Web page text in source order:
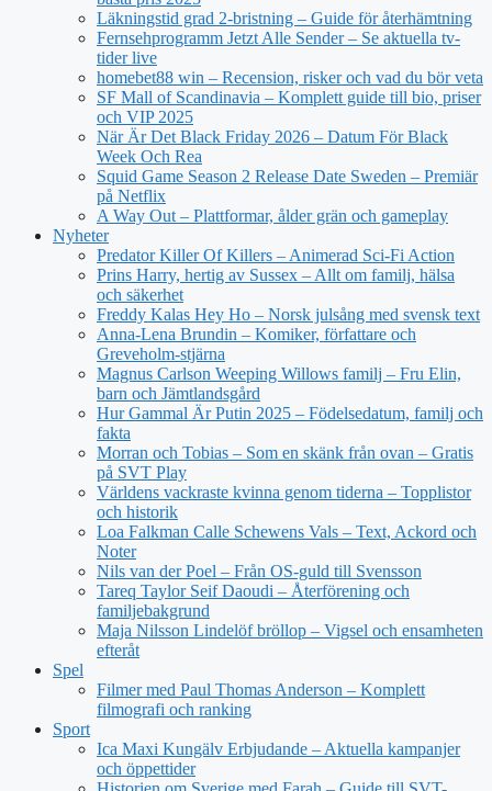
Läkningstid grad 2-bristning – Guide för återhämtning
Fernsehprogramm Jetzt Alle Sender – Se aktuella tv-
tider live
homebet88 win – Recension, risker och vad du bör veta
SF Mall of Scandinavia – Komplett guide till bio, priser
och VIP 2025
När Är Det Black Friday 2026 – Datum För Black
Week Och Rea
Squid Game Season 2 Release Date Sweden – Premiär
på Netflix
A Way Out – Plattformar, ålder grän och gameplay
Nyheter
Predator Killer Of Killers – Animerad Sci-Fi Action
Prins Harry, hertig av Sussex – Allt om familj, hälsa
och säkerhet
Freddy Kalas Hey Ho – Norsk julsång med svensk text
Anna-Lena Brundin – Komiker, författare och
Greveholm-stjärna
Magnus Carlson Weeping Willows familj – Fru Elin,
barn och Jämtlandsgård
Hur Gammal Är Putin 2025 – Födelsedatum, familj och
fakta
Morran och Tobias – Som en skänk från ovan – Gratis
på SVT Play
Världens vackraste kvinna genom tiderna – Topplistor
och historik
Loa Falkman Calle Schewens Vals – Text, Ackord och
Noter
Nils van der Poel – Från OS-guld till Svensson
Tareq Taylor Seif Daoudi – Återförening och
familjebakgrund
Maja Nilsson Lindelöf bröllop – Vigsel och ensamheten
efteråt
Spel
Filmer med Paul Thomas Anderson – Komplett
filmografi och ranking
Sport
Ica Maxi Kungälv Erbjudande – Aktuella kampanjer
och öppettider